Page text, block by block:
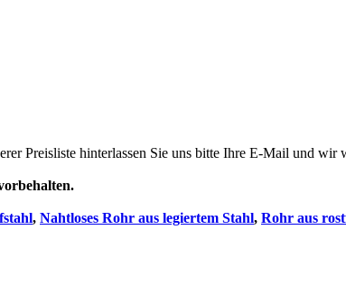
Preisliste hinterlassen Sie uns bitte Ihre E-Mail und
, Nahtloses Rohr aus legiertem Stahl, Rohr aus